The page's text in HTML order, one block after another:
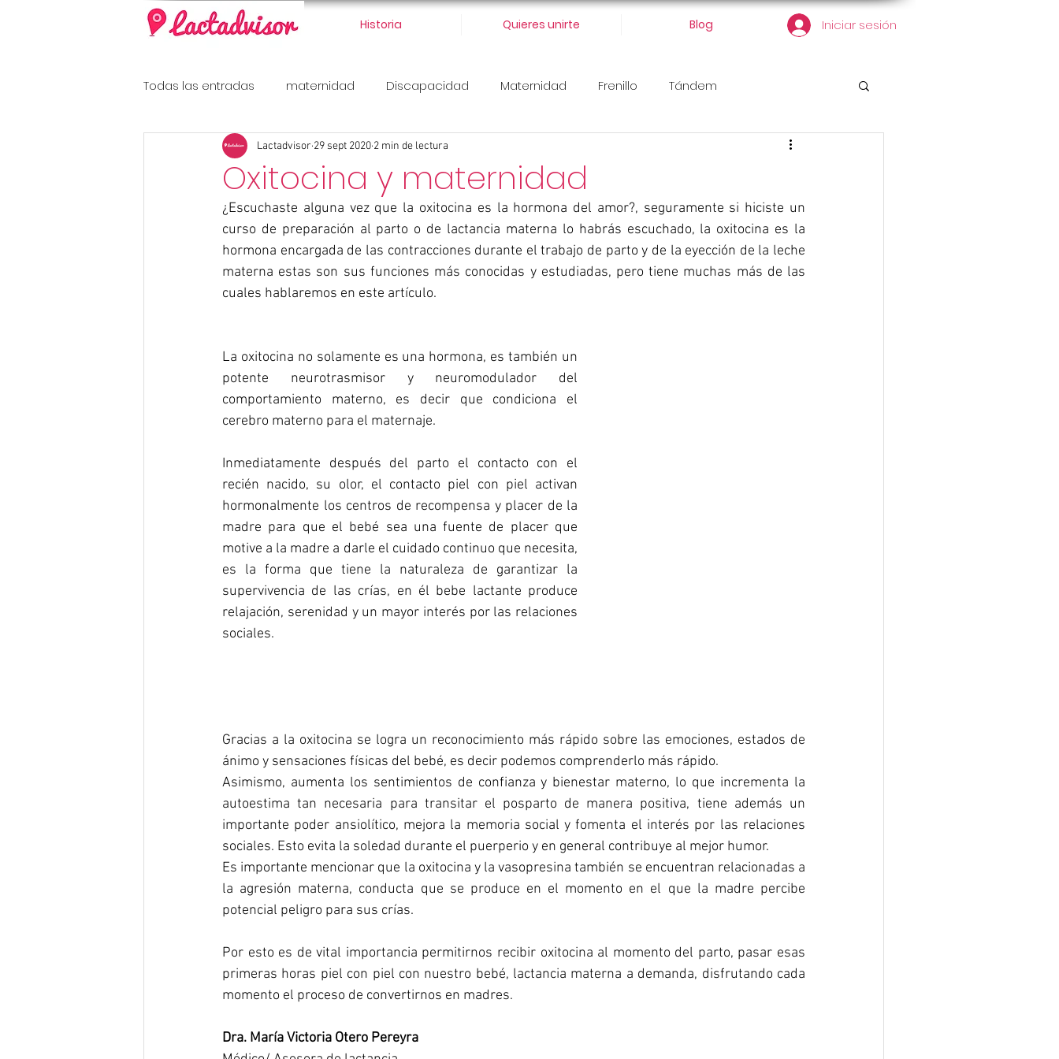
Iniciar sesión
Historia Quieres unirte Blog
Todas las entradas maternidad Discapacidad Maternidad Frenillo Tándem
Diabetes Gestacional
Oxitocina y maternidad
Lactadvisor 29 sept 2020 2 min de lectura
¿Escuchaste alguna vez que la oxitocina es la hormona del amor?, seguramente si hiciste un
curso de preparación al parto o de lactancia materna lo habrás escuchado, la oxitocina es la
hormona encargada de las contracciones durante el trabajo de parto y de la eyección de la leche
materna estas son sus funciones más conocidas y estudiadas, pero tiene muchas más de las
cuales hablaremos en este artículo.
La oxitocina no solamente es una hormona, es también un
potente neurotrasmisor y neuromodulador del
comportamiento materno, es decir que condiciona el
cerebro materno para el maternaje.
Inmediatamente después del parto el contacto con el
recién nacido, su olor, el contacto piel con piel activan
hormonalmente los centros de recompensa y placer de la
madre para que el bebé sea una fuente de placer que
motive a la madre a darle el cuidado continuo que necesita,
es la forma que tiene la naturaleza de garantizar la
supervivencia de las crías, en él bebe lactante produce
relajación, serenidad y un mayor interés por las relaciones
sociales.
Gracias a la oxitocina se logra un reconocimiento más rápido sobre las emociones, estados de
ánimo y sensaciones físicas del bebé, es decir podemos comprenderlo más rápido.
Asimismo, aumenta los sentimientos de confianza y bienestar materno, lo que incrementa la
autoestima tan necesaria para transitar el posparto de manera positiva, tiene además un
importante poder ansiolítico, mejora la memoria social y fomenta el interés por las relaciones
sociales. Esto evita la soledad durante el puerperio y en general contribuye al mejor humor.
Es importante mencionar que la oxitocina y la vasopresina también se encuentran relacionadas a
la agresión materna, conducta que se produce en el momento en el que la madre percibe
potencial peligro para sus crías.
Por esto es de vital importancia permitirnos recibir oxitocina al momento del parto, pasar esas
primeras horas piel con piel con nuestro bebé, lactancia materna a demanda, disfrutando cada
momento el proceso de convertirnos en madres.
Dra. María Victoria Otero Pereyra